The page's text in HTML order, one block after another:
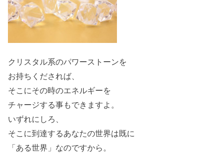
クリスタル系のパワーストーンを
お持ちくだされば、
そこにその時のエネルギーを
チャージする事もできますよ。
いずれにしろ、
そこに到達するあなたの世界は既に
「ある世界」なのですから。